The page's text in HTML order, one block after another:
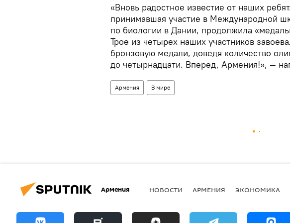
«Вновь радостное известие от наших
принимавшая участие в Международной
по биологии в Дании, продолжила
Трое из четырех наших участников
бронзовую медали, доведя количество
до четырнадцати. Вперед, Армения!», —
Армения В мире
Армения НОВОСТИ АРМЕНИЯ ЭКОНОМИКА